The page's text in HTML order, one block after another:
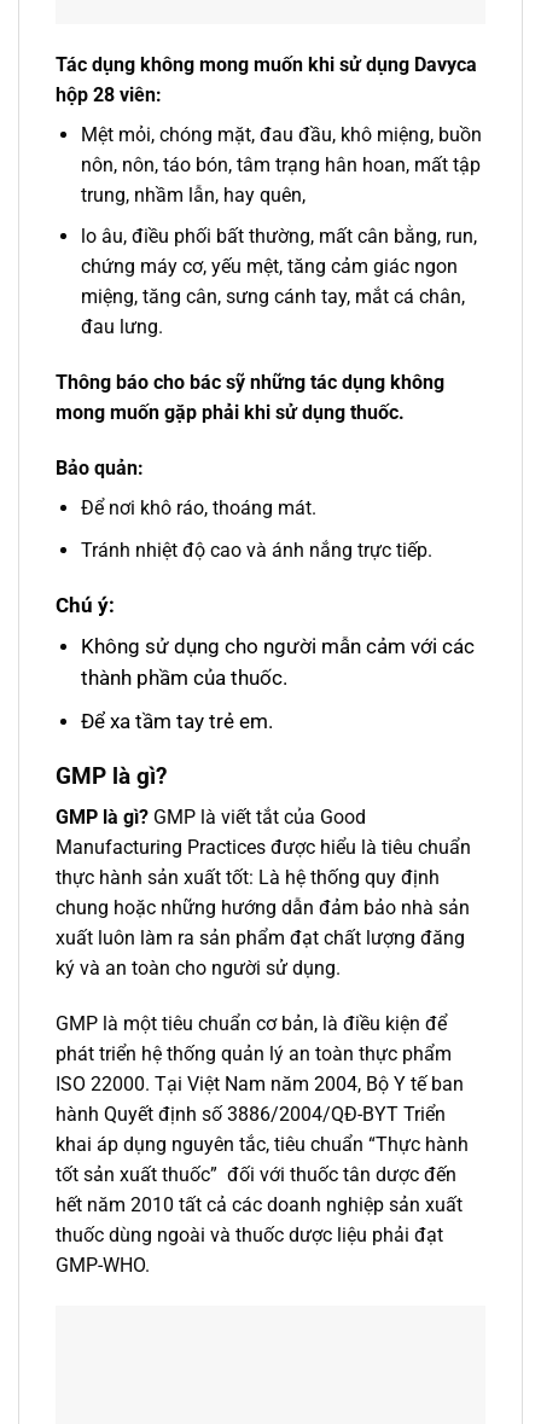
Tác dụng không mong muốn khi sử dụng Davyca
hộp 28 viên:
Mệt mỏi, chóng mặt, đau đầu, khô miệng, buồn
nôn, nôn, táo bón, tâm trạng hân hoan, mất tập
trung, nhầm lẫn, hay quên,
lo âu, điều phối bất thường, mất cân bằng, run,
chứng máy cơ, yếu mệt, tăng cảm giác ngon
miệng, tăng cân, sưng cánh tay, mắt cá chân,
đau lưng.
Thông báo cho bác sỹ những tác dụng không
mong muốn gặp phải khi sử dụng thuốc.
Bảo quản:
Để nơi khô ráo, thoáng mát.
Tránh nhiệt độ cao và ánh nắng trực tiếp.
Chú ý:
Không sử dụng cho người mẫn cảm với các
thành phầm của thuốc.
Để xa tầm tay trẻ em.
GMP là gì?
GMP là gì? GMP là viết tắt của Good
Manufacturing Practices được hiểu là tiêu chuẩn
thực hành sản xuất tốt: Là hệ thống quy định
chung hoặc những hướng dẫn đảm bảo nhà sản
xuất luôn làm ra sản phẩm đạt chất lượng đăng
ký và an toàn cho người sử dụng.
GMP là một tiêu chuẩn cơ bản, là điều kiện để
phát triển hệ thống quản lý an toàn thực phẩm
ISO 22000. Tại Việt Nam năm 2004, Bộ Y tế ban
hành Quyết định số 3886/2004/QĐ-BYT Triển
khai áp dụng nguyên tắc, tiêu chuẩn “Thực hành
tốt sản xuất thuốc” đối với thuốc tân dược đến
hết năm 2010 tất cả các doanh nghiệp sản xuất
thuốc dùng ngoài và thuốc dược liệu phải đạt
GMP-WHO.